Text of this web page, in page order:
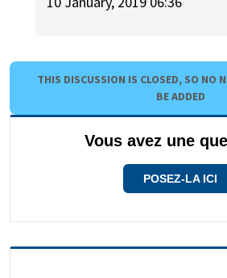
THIS DISCUSSION IS CLOSED, SO NO
BE ADDED
Vous avez une
POSEZ-LA ICI